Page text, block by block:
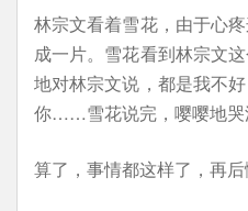
林宗文看着雪花，由于心
成一片。雪花看到林宗文
地对林宗文说，都是我不
你……雪花说完，嘤嘤地哭
算了，事情都这样了，再后